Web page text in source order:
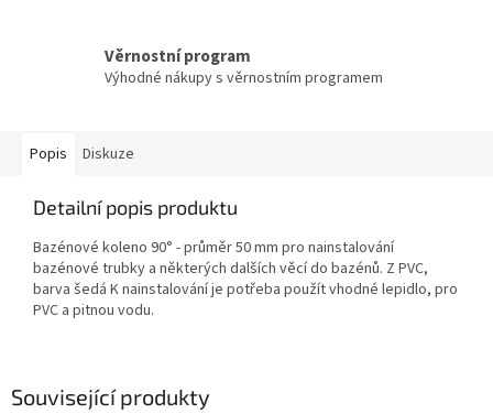
Věrnostní program
Výhodné nákupy s věrnostním programem
Popis Diskuze
Detailní popis produktu
Bazénové koleno 90° - průměr 50 mm pro nainstalování
bazénové trubky a některých dalších věcí do bazénů. Z PVC,
barva šedá K nainstalování je potřeba použít vhodné lepidlo, pro
PVC a pitnou vodu.
Související produkty